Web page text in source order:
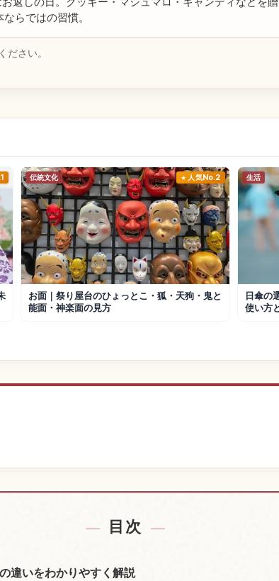
ならではの習慣。
ださい。
伝統文化 人気No.2
お面｜祭り屋台のひょっとこ・狐・天狗・鬼と
能面・神楽面の見方
生活
日傘の
使い方
目次
違いをわかりやすく解説